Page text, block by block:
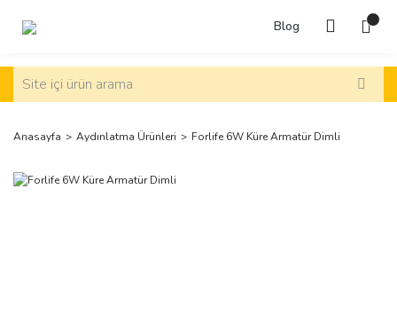
Blog
Anasayfa Aydınlatma Ürünleri Forlife 6W Küre Armatür Dimli